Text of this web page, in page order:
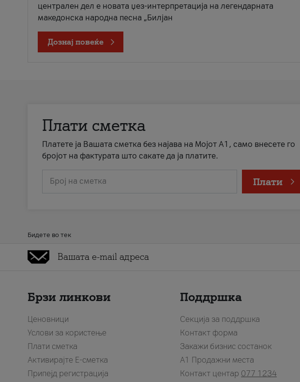
централен дел е новата џез-интерпретација на легендарната
македонска народна песна „Билјан
Дознај повеќе
Плати сметка
Платете ја Вашата сметка без најава на Мојот А1, само внесете го
бројот на фактурата што сакате да ја платите.
Број на сметка Плати
Бидете во тек
Брзи линкови
Ценовници
Услови за користење
Плати сметка
Активирајте Е-сметка
Припејд регистрација
Поддршка
Секција за поддршка
Контакт форма
Закажи бизнис состанок
A1 Продажни места
Контакт центар 077 1234